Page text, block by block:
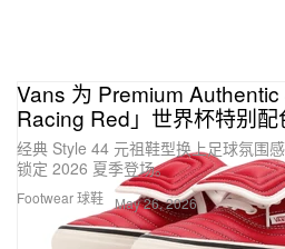
Footwear 球鞋
Vans 为 Premium
Racing Red」世界杯特别配
经典 Style 44 元祖鞋型换上足球氛围
锁定 2026 夏季登场。
May 26, 2026